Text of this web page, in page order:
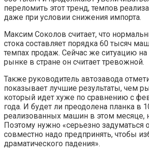
переломить этот тренд, темпов
даже при условии снижения импорта.
Максим Соколов считает, что
стока составляет порядка 60 тысяч
темпах продаж. Сейчас же ситуацию
рынке в стране он считает тревожной.
Также руководитель автозавода
показывает лучшие результаты, чем
который идет хуже по сравнению с
года. И будет ли преодолена планка в
реализованных машин в этом месяце,
Поэтому нужно «серьезно задуматься
совместно надо предпринять, чтобы
драматического падения».